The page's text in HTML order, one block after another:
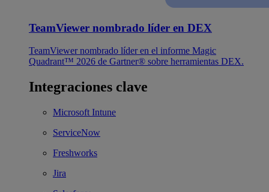
TeamViewer nombrado líder en DEX
TeamViewer nombrado líder en el informe Magic
Quadrant™ 2026 de Gartner® sobre herramientas DEX.
Integraciones clave
Microsoft Intune
ServiceNow
Freshworks
Jira